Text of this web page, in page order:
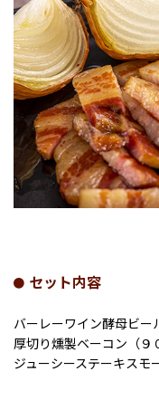
セット内容
バーレーワイン酵母ビ
厚切り燻製ベーコン（９
ジューシーステーキス